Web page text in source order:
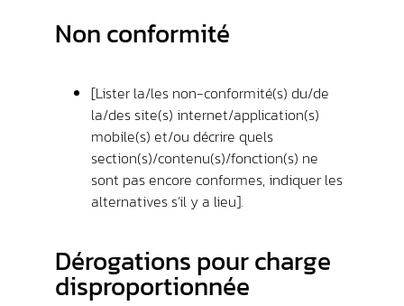
Non conformité
[Lister la/les non-conformité(s) du/de
la/des site(s) internet/application(s)
mobile(s) et/ou décrire quels
section(s)/contenu(s)/fonction(s) ne
sont pas encore conformes, indiquer les
alternatives s’il y a lieu].
Dérogations pour charge
disproportionnée